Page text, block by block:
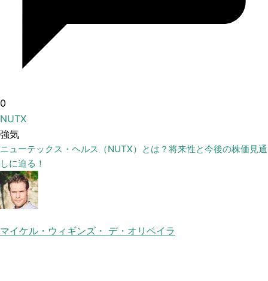
0
NUTX
強気
ニューテックス・ヘルス（NUTX）とは？将来性と今後の株価見通
しに迫る！
マイケル・ウィギンズ・ デ・オリベイラ